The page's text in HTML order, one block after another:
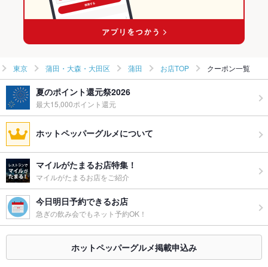
蒲田駅 × 和風・創作
東京 蒲田・大森・大田区 蒲田 お店TOP クーポン一覧
夏のポイント還元祭2026
最大15,000ポイント還元
ホットペッパーグルメについて
マイルがたまるお店特集！
マイルがたまるお店をご紹介
今日明日予約できるお店
急ぎの飲み会でもネット予約OK！
ホットペッパーグルメ掲載申込み